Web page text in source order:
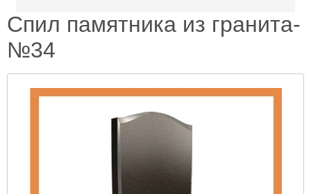
Спил памятника из гранита-
№34